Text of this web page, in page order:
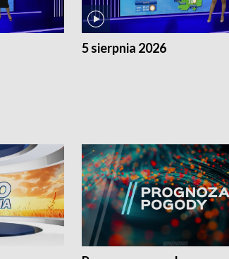
5 sierpnia 2026